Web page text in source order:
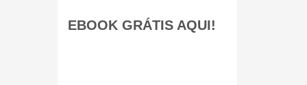
EBOOK GRÁTIS AQUI!